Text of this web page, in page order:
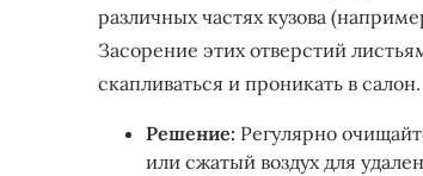
различных частях кузова
Засорение этих отверстий
скапливаться и проникать в салон.
Решение: Регулярно
или сжатый воздух для